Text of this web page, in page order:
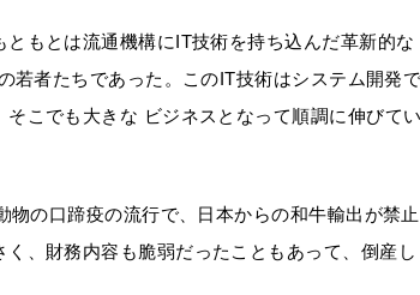
もとは流通機構にIT技術を持ち込んだ革新的な
若者たちであった。このIT技術はシステム開発で
こでも大きな ビジネスとなって順調に伸びてい
の口蹄疫の流行で、日本からの和牛輸出が禁止
、財務内容も脆弱だったこともあって、倒産し